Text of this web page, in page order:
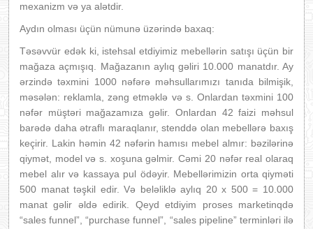
mexanizm və ya alətdir.
Aydın olması üçün nümunə üzərində baxaq:
Təsəvvür edək ki, istehsal etdiyimiz mebellərin satışı üçün bir
mağaza açmışıq. Mağazanın aylıq gəliri 10.000 manatdır. Ay
ərzində təxmini 1000 nəfərə məhsullarımızı tanıda bilmişik,
məsələn: reklamla, zəng etməklə və s. Onlardan təxmini 100
nəfər müştəri mağazamıza gəlir. Onlardan 42 faizi məhsul
barədə daha ətraflı maraqlanır, stenddə olan mebellərə baxış
keçirir. Lakin həmin 42 nəfərin hamısı mebel almır: bəzilərinə
qiymət, model və s. xoşuna gəlmir. Cəmi 20 nəfər real olaraq
mebel alır və kassaya pul ödəyir. Mebellərimizin orta qiyməti
500 manat təşkil edir. Və beləliklə aylıq 20 x 500 = 10.000
manat gəlir əldə edirik. Qeyd etdiyim proses marketinqdə
“sales funnel”, “purchase funnel”, “sales pipeline” terminləri ilə